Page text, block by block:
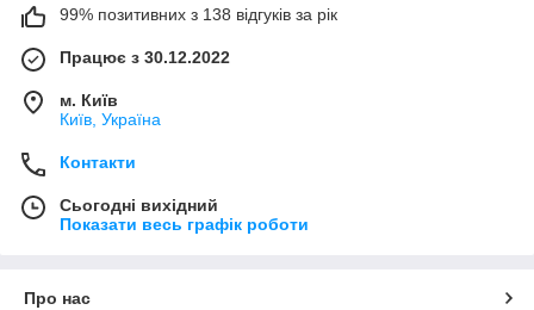
99% позитивних з 138 відгуків за рік
Працює з 30.12.2022
м. Київ
Київ, Україна
Контакти
Сьогодні вихідний
Показати весь графік роботи
Про нас